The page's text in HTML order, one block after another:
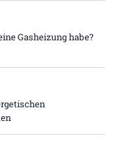
Gasheizung habe?